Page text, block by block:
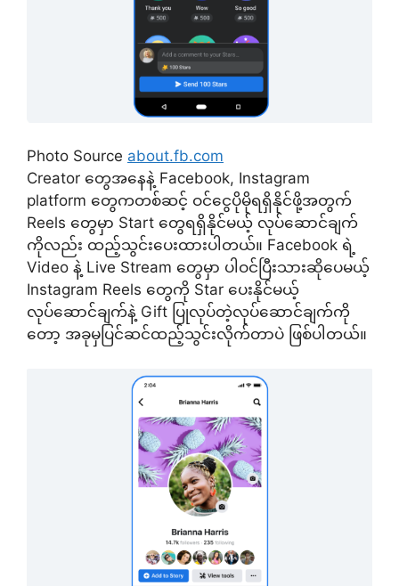
Photo Source about.fb.com
Creator တွေအနေနဲ့ Facebook, Instagram
platform တွေကတစ်ဆင့် ဝင်ငွေပိုမိုရရှိနိုင်ဖို့အတွက်
Reels တွေမှာ Start တွေရရှိနိုင်မယ့် လုပ်ဆောင်ချက်
ကိုလည်း ထည့်သွင်းပေးထားပါတယ်။ Facebook ရဲ့
Video နဲ့ Live Stream တွေမှာ ပါဝင်ပြီးသားဆိုပေမယ့်
Instagram Reels တွေကို Star ပေးနိုင်မယ့်
လုပ်ဆောင်ချက်နဲ့ Gift ပြုလုပ်တဲ့လုပ်ဆောင်ချက်ကို
တော့ အခုမှပြင်ဆင်ထည့်သွင်းလိုက်တာပဲ ဖြစ်ပါတယ်။